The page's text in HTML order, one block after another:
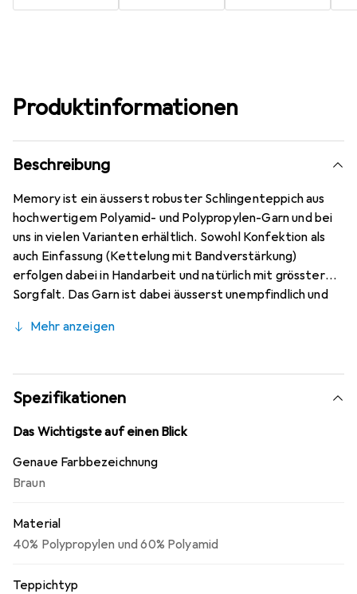
Produktinformationen
Beschreibung
Memory ist ein äusserst robuster Schlingenteppich aus
hochwertigem Polyamid- und Polypropylen-Garn und bei
uns in vielen Varianten erhältlich. Sowohl Konfektion als
auch Einfassung (Kettelung mit Bandverstärkung)
erfolgen dabei in Handarbeit und natürlich mit grösster
Sorgfalt. Das Garn ist dabei äusserst unempfindlich und
ist der Teppich Memory schadstoffgeprüft und
geeignet für Fussbodenheizung, keine Fussel oder Flusen.
Mehr anzeigen
Spezifikationen
Das Wichtigste auf einen Blick
Genaue Farbbezeichnung
Braun
Material
40% Polypropylen und 60% Polyamid
Teppichtyp